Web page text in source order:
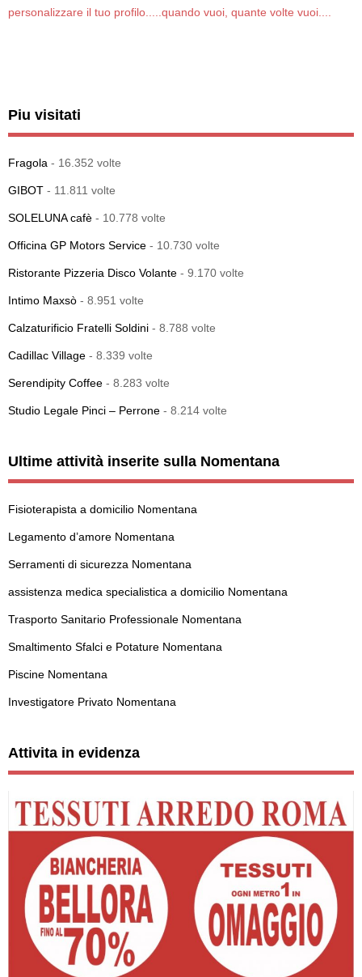
personalizzare il tuo profilo.....quando vuoi, quante volte vuoi....
Piu visitati
Fragola - 16.352 volte
GIBOT - 11.811 volte
SOLELUNA cafè - 10.778 volte
Officina GP Motors Service - 10.730 volte
Ristorante Pizzeria Disco Volante - 9.170 volte
Intimo Maxsò - 8.951 volte
Calzaturificio Fratelli Soldini - 8.788 volte
Cadillac Village - 8.339 volte
Serendipity Coffee - 8.283 volte
Studio Legale Pinci – Perrone - 8.214 volte
Ultime attività inserite sulla Nomentana
Fisioterapista a domicilio Nomentana
Legamento d’amore Nomentana
Serramenti di sicurezza Nomentana
assistenza medica specialistica a domicilio Nomentana
Trasporto Sanitario Professionale Nomentana
Smaltimento Sfalci e Potature Nomentana
Piscine Nomentana
Investigatore Privato Nomentana
Attivita in evidenza